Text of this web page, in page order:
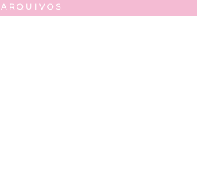
ARQUIVOS